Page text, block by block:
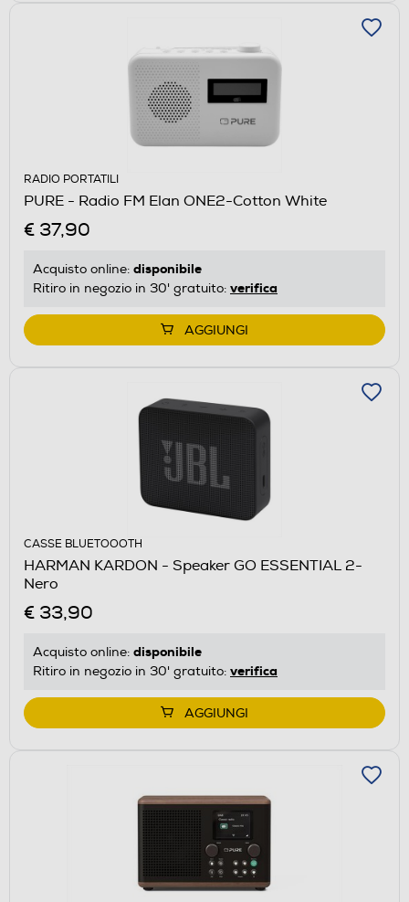
RADIO PORTATILI
PURE - Radio FM Elan ONE2-Cotton White
€ 37,90
Acquisto online: disponibile
Ritiro in negozio in 30' gratuito: verifica
AGGIUNGI
CASSE BLUETOOOTH
HARMAN KARDON - Speaker GO ESSENTIAL 2-
Nero
€ 33,90
Acquisto online: disponibile
Ritiro in negozio in 30' gratuito: verifica
AGGIUNGI